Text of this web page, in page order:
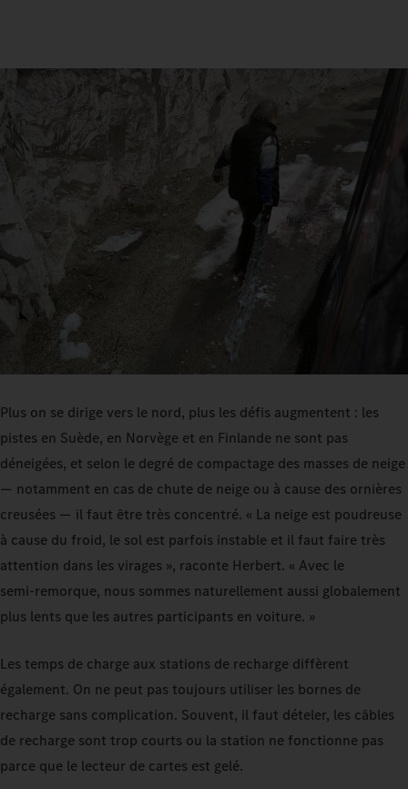
Plus on se dirige vers le nord, plus les défis augmentent : les
pistes en Suède, en Norvège et en Finlande ne sont pas
déneigées, et selon le degré de compactage des masses de neige
— notamment en cas de chute de neige ou à cause des ornières
creusées — il faut être très concentré. « La neige est poudreuse
à cause du froid, le sol est parfois instable et il faut faire très
attention dans les virages », raconte Herbert. « Avec le
semi‑remorque, nous sommes naturellement aussi globalement
plus lents que les autres participants en voiture. »
Les temps de charge aux stations de recharge diffèrent
également. On ne peut pas toujours utiliser les bornes de
recharge sans complication. Souvent, il faut dételer, les câbles
de recharge sont trop courts ou la station ne fonctionne pas
parce que le lecteur de cartes est gelé.